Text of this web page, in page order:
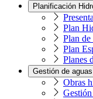
Planificación
Plan
Plan
Plan
Planes
Gestión de aguas
Obras